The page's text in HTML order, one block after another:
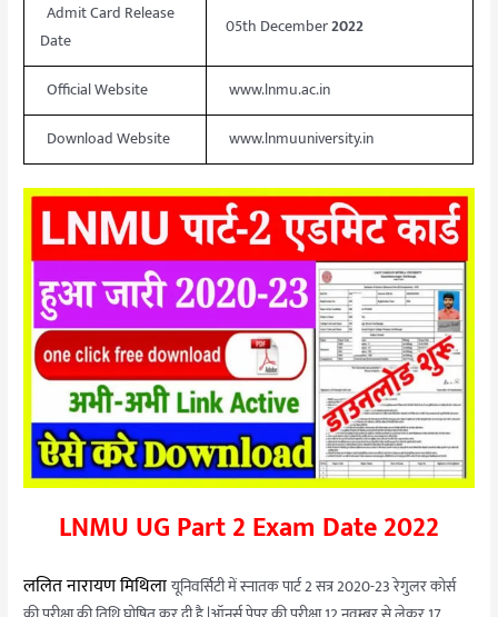
Admit Card Release
Date
05th December2022
Official Website
www.lnmu.ac.in
Download Website
www.lnmuuniversity.in
LNMU UG Part 2 Exam Date 2022
ललित नारायण मिथिलायूनिवर्सिटी में स्नातक पार्ट 2 सत्र 2020-23 रेगुलर कोर्स